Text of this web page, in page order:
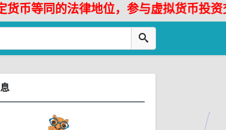
同的法律地位，参与虚拟货币投资交